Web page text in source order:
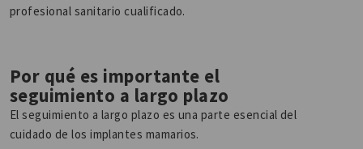
profesional sanitario cualificado.
Por qué es importante el
seguimiento a largo plazo
El seguimiento a largo plazo es una parte esencial del
cuidado de los implantes mamarios.